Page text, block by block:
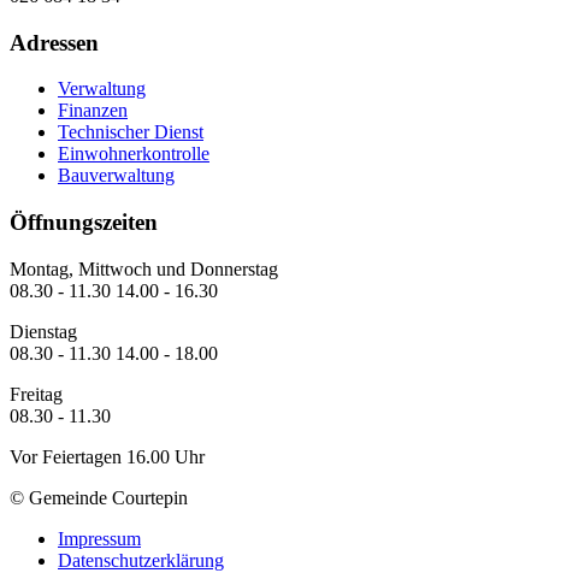
Adressen
Verwaltung
Finanzen
Technischer Dienst
Einwohnerkontrolle
Bauverwaltung
Öffnungszeiten
Montag, Mittwoch und Donnerstag
08.30 - 11.30 14.00 - 16.30
Dienstag
08.30 - 11.30 14.00 - 18.00
Freitag
08.30 - 11.30
Vor Feiertagen 16.00 Uhr
© Gemeinde Courtepin
Impressum
Datenschutzerklärung